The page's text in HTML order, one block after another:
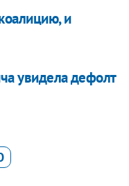
и
увидела дефолт